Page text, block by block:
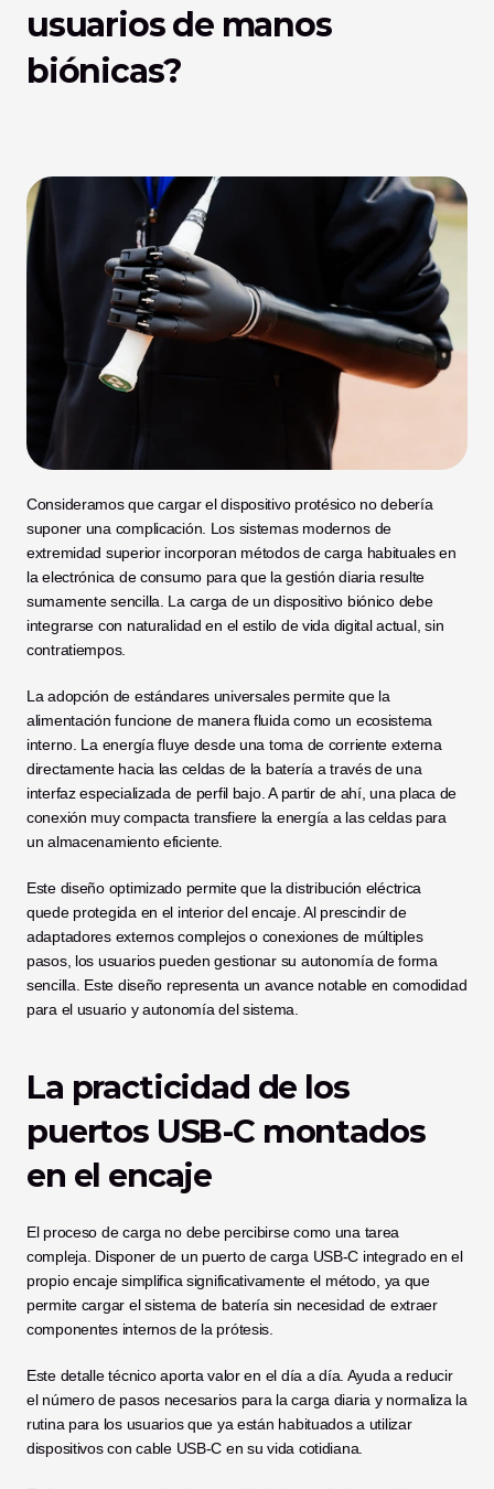
usuarios de manos
biónicas?
Consideramos que cargar el dispositivo protésico no debería
suponer una complicación. Los sistemas modernos de
extremidad superior incorporan métodos de carga habituales en
la electrónica de consumo para que la gestión diaria resulte
sumamente sencilla. La carga de un dispositivo biónico debe
integrarse con naturalidad en el estilo de vida digital actual, sin
contratiempos.
La adopción de estándares universales permite que la
alimentación funcione de manera fluida como un ecosistema
interno. La energía fluye desde una toma de corriente externa
directamente hacia las celdas de la batería a través de una
interfaz especializada de perfil bajo. A partir de ahí, una placa de
conexión muy compacta transfiere la energía a las celdas para
un almacenamiento eficiente.
Este diseño optimizado permite que la distribución eléctrica
quede protegida en el interior del encaje. Al prescindir de
adaptadores externos complejos o conexiones de múltiples
pasos, los usuarios pueden gestionar su autonomía de forma
sencilla. Este diseño representa un avance notable en comodidad
para el usuario y autonomía del sistema.
La practicidad de los
puertos USB-C montados
en el encaje
El proceso de carga no debe percibirse como una tarea
compleja. Disponer de un puerto de carga USB-C integrado en el
propio encaje simplifica significativamente el método, ya que
permite cargar el sistema de batería sin necesidad de extraer
componentes internos de la prótesis.
Este detalle técnico aporta valor en el día a día. Ayuda a reducir
el número de pasos necesarios para la carga diaria y normaliza la
rutina para los usuarios que ya están habituados a utilizar
dispositivos con cable USB-C en su vida cotidiana.